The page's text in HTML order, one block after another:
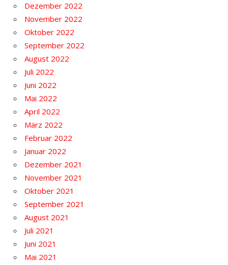
Dezember 2022
November 2022
Oktober 2022
September 2022
August 2022
Juli 2022
Juni 2022
Mai 2022
April 2022
März 2022
Februar 2022
Januar 2022
Dezember 2021
November 2021
Oktober 2021
September 2021
August 2021
Juli 2021
Juni 2021
Mai 2021